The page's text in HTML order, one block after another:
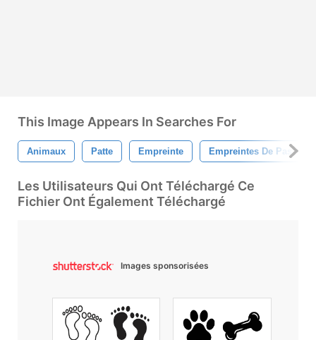
This Image Appears In Searches For
Animaux Patte Empreinte Empreintes De Pas
Les Utilisateurs Qui Ont Téléchargé Ce
Fichier Ont Également Téléchargé
Images sponsorisées